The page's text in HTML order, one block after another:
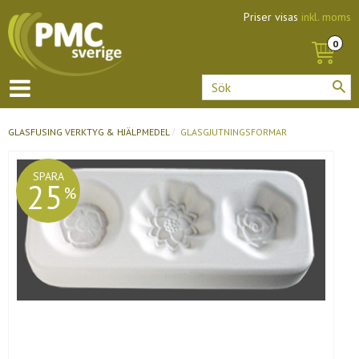
Priser visas inkl. moms
GLASFUSING VERKTYG & HJÄLPMEDEL GLASGJUTNINGSFORMAR
SPARA
25 %